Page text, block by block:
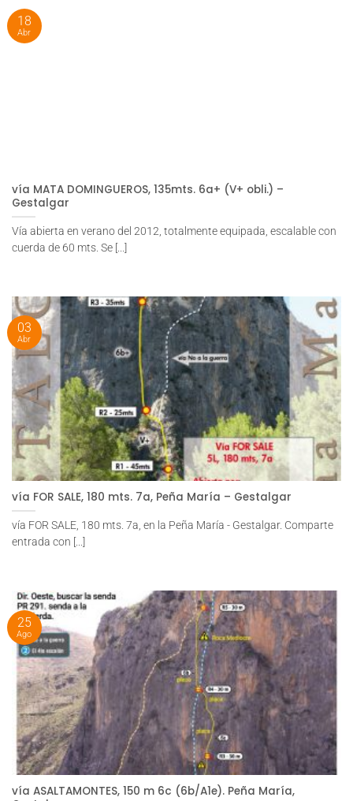
vía MATA DOMINGUEROS, 135mts. 6a+ (V+ obli.) –
Gestalgar
Vía abierta en verano del 2012, totalmente equipada, escalable con
cuerda de 60 mts. Se [...]
18
Abr
vía FOR SALE, 180 mts. 7a, Peña María – Gestalgar
vía FOR SALE, 180 mts. 7a, en la Peña María - Gestalgar. Comparte
entrada con [...]
03
Abr
vía ASALTAMONTES, 150 m 6c (6b/A1e). Peña María,
25
Ago